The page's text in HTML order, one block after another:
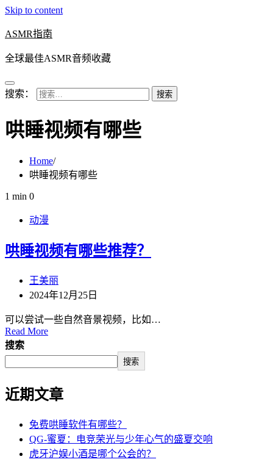
Skip to content
ASMR指南
全球最佳ASMR音频收藏
搜索：
哄睡视频有哪些
Home
哄睡视频有哪些
1 min 0
动漫
哄睡视频有哪些推荐？
王美丽
2024年12月25日
可以尝试一些自然音景视频，比如…
Read More
搜索
搜索
近期文章
免费哄睡软件有哪些？
QG-蜜夏：电竞荣光与少年心气的盛夏交响
虎牙沪娱小酒是哪个公会的？